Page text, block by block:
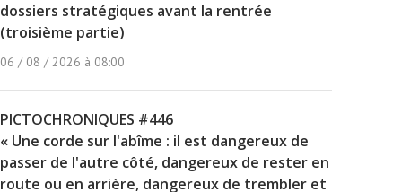
dossiers stratégiques avant la rentrée
(troisième partie)
06 / 08 / 2026 à 08:00
PICTOCHRONIQUES #446
« Une corde sur l'abîme : il est dangereux de
passer de l'autre côté, dangereux de rester en
route ou en arrière, dangereux de trembler et